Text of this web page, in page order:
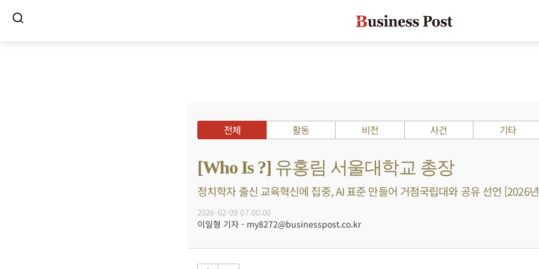
전체 활동 비전 사건 기타
[Who Is ?] 유홍림 서울대학교 총장
정치학자 출신 교육혁신에 집중, AI 표준 만들어 거점국립대와 공유 선언 [2026
2026-02-09 07:00:00
이일형 기자 - my8272@businesspost.co.kr